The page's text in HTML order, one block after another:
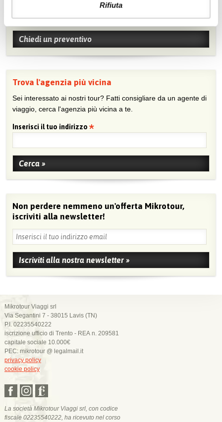
Rifiuta
agente e vuoi collaborare con noi?
Chiedi un preventivo
Trova l'agenzia più vicina
Sei interessato ai nostri tour? Fatti consigliare da un agente di
viaggio, cerca l'agenzia più vicina a te.
Inserisci il tuo indirizzo
Non perdere nemmeno un'offerta Mikrotour,
iscriviti alla newsletter!
Mikrotour Viaggi srl
Via Segantini 7 - 38015 Lavis (TN)
P.I. 02235540222
iscrizione ufficio di Trento - REA n. 209581
capitale sociale 10.000€
PEC: mikrotour @ legalmail.it
privacy policy
cookie policy
La società Mikrotour Viaggi srl, con codice
fiscale 02235540222, ha ricevuto nel corso